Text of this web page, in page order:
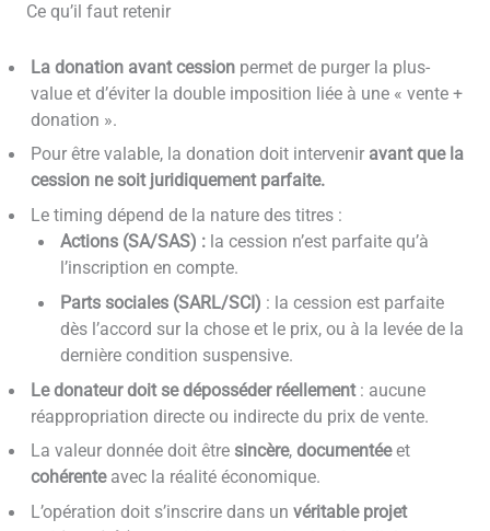
Ce qu’il faut retenir
La donation avant cessionpermet de purger la plus-
value et d’éviter la double imposition liée à une « vente +
donation ».
Pour être valable, la donation doit intervenir avant que la
cession ne soit juridiquement parfaite.
Le timing dépend de la nature des titres :
Actions (SA/SAS) : la cession n’est parfaite qu’à
l’inscription en compte.
Parts sociales (SARL/SCI) : la cession est parfaite
dès l’accord sur la chose et le prix, ou à la levée de la
dernière condition suspensive.
Le donateur doit se déposséder réellement: aucune
réappropriation directe ou indirecte du prix de vente.
La valeur donnée doit être sincère, documentéeet
cohérente avec la réalité économique.
L’opération doit s’inscrire dans un véritable projet